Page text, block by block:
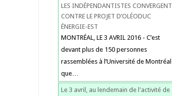
LES INDÉPENDANTISTES CONVERGENT
CONTRE LE PROJET D’OLÉODUC
ÉNERGIE-EST
MONTRÉAL, LE 3 AVRIL 2016 - C’est
devant plus de 150 personnes
rassemblées à l’Université de Montréal
que…
Le 3 avril, au lendemain de l'activité de